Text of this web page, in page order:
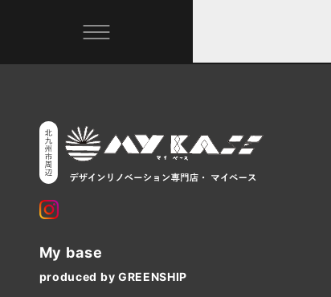
My base
produced by GREENSHIP